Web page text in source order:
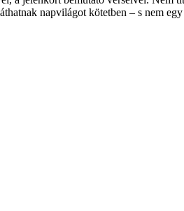
napvilágot kötet­ben – s nem